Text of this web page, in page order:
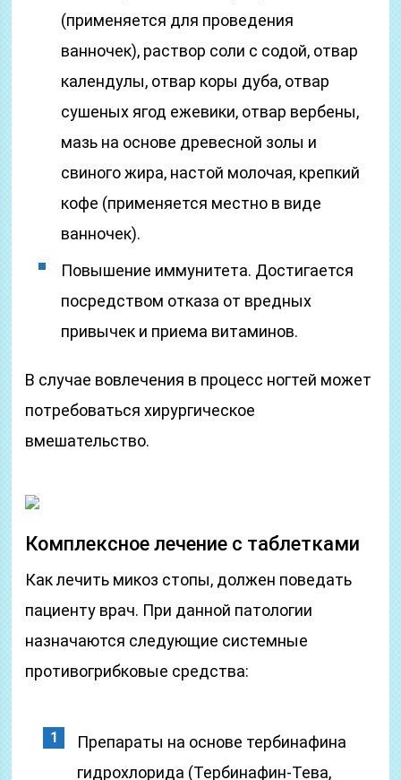
(применяется для проведения
ванночек), раствор соли с содой, отвар
календулы, отвар коры дуба, отвар
сушеных ягод ежевики, отвар вербены,
мазь на основе древесной золы и
свиного жира, настой молочая, крепкий
кофе (применяется местно в виде
ванночек).
Повышение иммунитета. Достигается
посредством отказа от вредных
привычек и приема витаминов.
В случае вовлечения в процесс ногтей может
потребоваться хирургическое
вмешательство.
Комплексное лечение с таблетками
Как лечить микоз стопы, должен поведать
пациенту врач. При данной патологии
назначаются следующие системные
противогрибковые средства:
Препараты на основе тербинафина
гидрохлорида (Тербинафин-Тева,